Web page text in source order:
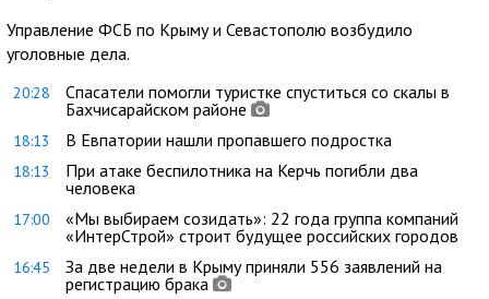
Управление ФСБ по Крыму и Севастополю возбудило
уголовные дела.
20:28
Спасатели помогли туристке спуститься со скалы в
Бахчисарайском районе
18:13 В Евпатории нашли пропавшего подростка
18:13
При атаке беспилотника на Керчь погибли два
человека
17:00
«Мы выбираем созидать»: 22 года группа компаний
«ИнтерСтрой» строит будущее российских городов
16:45
За две недели в Крыму приняли 556 заявлений на
регистрацию брака